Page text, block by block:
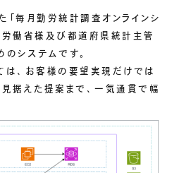
毎月勤労統計調査オンラインシ
労働省様及び都道府県統計主管
システムです。
は、お客様の要望実現だけでは
据えた提案まで、一気通貫で幅